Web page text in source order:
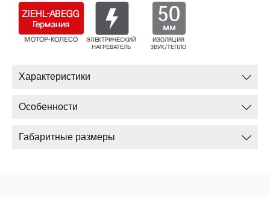
Характеристики
Особенности
Габаритные размеры